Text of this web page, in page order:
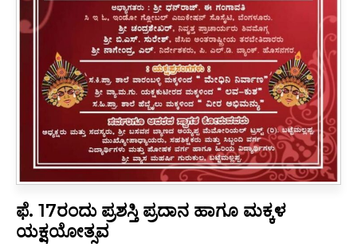
ಫೆ. 17ರಂದು ಪ್ರಶಸ್ತಿ ಪ್ರದಾನ ಹಾಗೂ ಮಕ್ಕಳ
ಯಕ್ಷಯೋತ್ಸವ